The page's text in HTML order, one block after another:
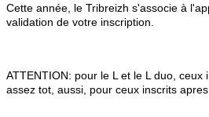
Cette année, le Tribreizh s'associe à
validation de votre inscription.
ATTENTION: pour le L et le L duo,
assez tot, aussi, pour ceux inscrits